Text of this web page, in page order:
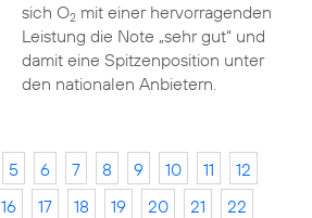
sich O2mit einer hervorragenden
Leistung die Note „sehr gut“ und
damit eine Spitzenposition unter
den nationalen Anbietern.
5 6 7 8 9 10 11
12
16 17 18 19 20 21
22